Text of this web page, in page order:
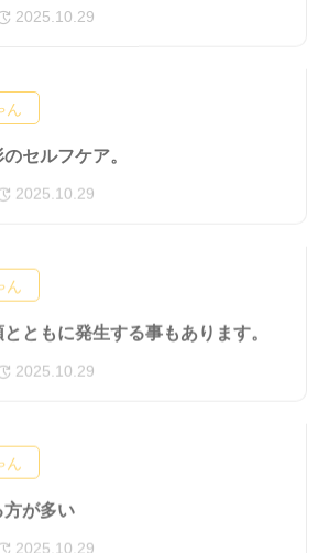
2025.10.29
セルフケア。
2025.10.29
ともに発生する事もあります。
2025.10.29
が多い
2025.10.29